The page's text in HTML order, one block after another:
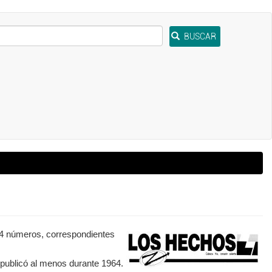
BUSCAR
números, correspondientes
al menos durante 1964.